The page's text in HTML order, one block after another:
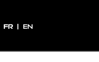
FR
FR EN